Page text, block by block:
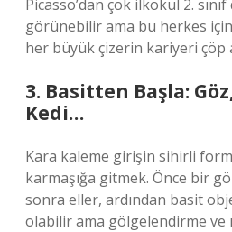
Picasso’dan çok ilkokul 2.
görünebilir ama bu herkes
her büyük çizerin kariyeri çöp
3. Basitten Başla:
Kedi…
Kara kaleme girişin sihirli
karmaşığa gitmek. Önce bir
sonra eller, ardından basit
olabilir ama gölgelendirme ve